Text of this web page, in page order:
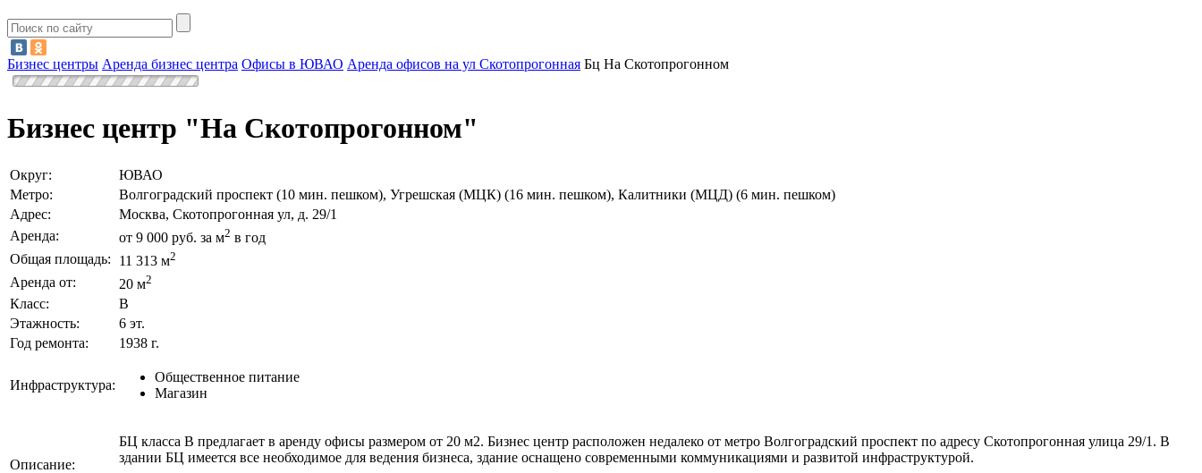
Бизнес центры Аренда бизнес центра Офисы в ЮВАО Аренда офисов на ул Скотопрогонная Бц На Скотопрогонном
Бизнес центр "На Скотопрогонном"
Округ:
ЮВАО
Метро:
Волгоградский проспект (10 мин. пешком), Угрешская (МЦК) (16 мин. пешком), Калитники (МЦД) (6 мин. пешком)
Адрес:
Москва, Скотопрогонная ул, д. 29/1
Аренда:
от 9 000 руб. за м2 в год
Общая площадь:
11 313 м2
Аренда от: 20 м2
Класс:
B
Этажность:
6 эт.
Год ремонта:
1938 г.
Инфраструктура:
Общественное питание
Магазин
Описание:
БЦ класса В предлагает в аренду офисы размером от 20 м2. Бизнес центр расположен недалеко от метро Волгоградский проспект по адресу Скотопрогонная улица 29/1. В
здании БЦ имеется все необходимое для ведения бизнеса, здание оснащено современными коммуникациями и развитой инфраструктурой.